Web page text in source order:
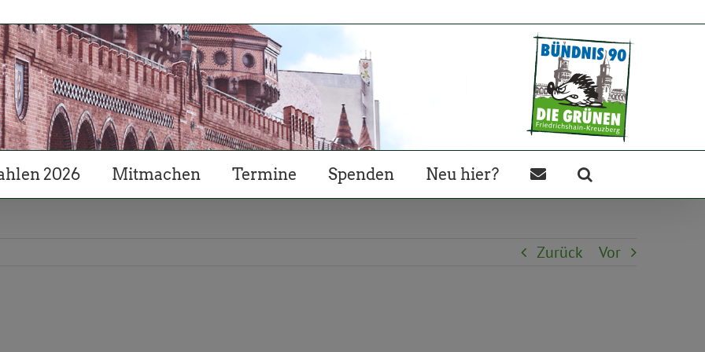
2026 Mitmachen Termine Spenden Neu hier?
Zurück Vor